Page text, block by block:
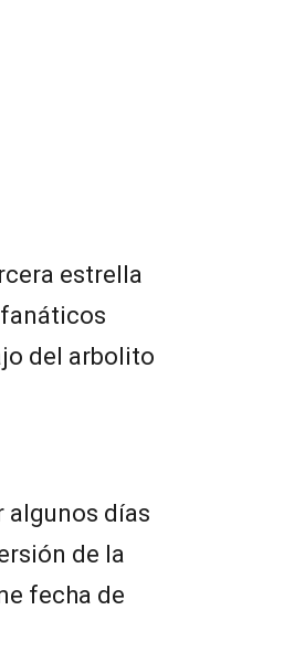
estrella
del arbolito
algunos días
de la
fecha de